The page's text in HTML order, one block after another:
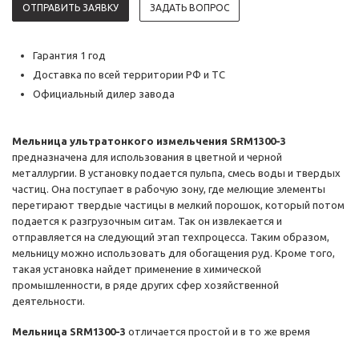
ОТПРАВИТЬ ЗАЯВКУ ЗАДАТЬ ВОПРОС
Гарантия 1 год
Доставка по всей территории РФ и ТС
Официальный дилер завода
Мельница ультратонкого измельчения SRM1300-3
предназначена для использования в цветной и черной
металлургии. В установку подается пульпа, смесь воды и твердых
частиц. Она поступает в рабочую зону, где мелющие элементы
перетирают твердые частицы в мелкий порошок, который потом
подается к разгрузочным ситам. Так он извлекается и
отправляется на следующий этап техпроцесса. Таким образом,
мельницу можно использовать для обогащения руд. Кроме того,
такая установка найдет применение в химической
промышленности, в ряде других сфер хозяйственной
деятельности.
Мельница SRM1300-3 отличается простой и в то же время